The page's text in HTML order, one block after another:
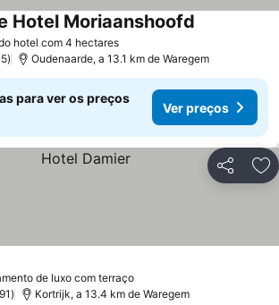
hotel com 4 hectares
Hotel Moriaanshoofd
Oudenaarde, a 13.1 km de Waregem
para ver os preços
Ver preços
Partilhar
de luxo com terraço
Kortrijk, a 13.4 km de Waregem